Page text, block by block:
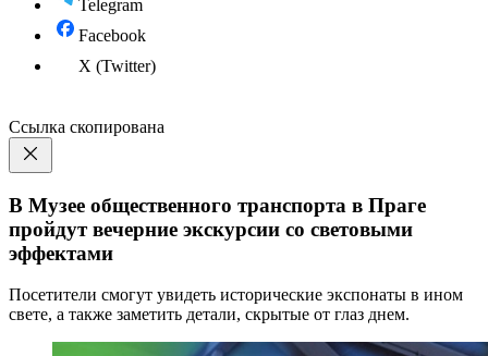
Telegram
Facebook
X (Twitter)
Ссылка скопирована
В Музее общественного транспорта в Праге
пройдут вечерние экскурсии со световыми
эффектами
Посетители смогут увидеть исторические экспонаты в ином
свете, а также заметить детали, скрытые от глаз днем.